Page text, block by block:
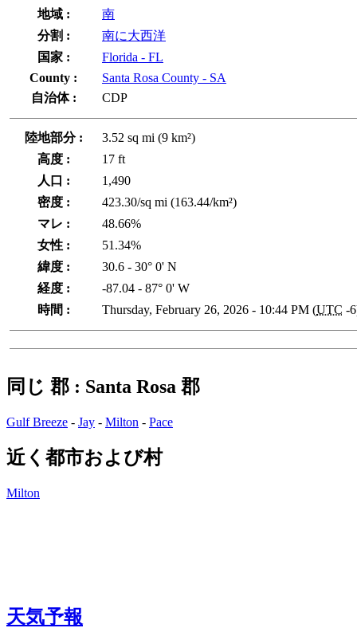
地域 :
南
分割 :
南に大西洋
国家 :
Florida - FL
County :
Santa Rosa County - SA
自治体 :
CDP
陸地部分 :
3.52 sq mi (9 km²)
高度 :
17 ft
人口 :
1,490
密度 :
423.30/sq mi (163.44/km²)
マレ :
48.66%
女性 :
51.34%
緯度 :
30.6 - 30° 0' N
経度 :
-87.04 - 87° 0' W
時間 :
Thursday, February 26, 2026 - 10:44 PM (UTC -
同じ 郡 : Santa Rosa 郡
Gulf Breeze - Jay - Milton - Pace
近く都市および村
Milton
天気予報